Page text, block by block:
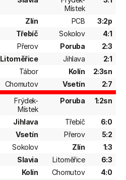
Místek
Zlín PCB
3:2p
Třebíč Sokolov
4:1
Přerov Poruba
2:3
Litoměřice Jihlava
2:1
Tábor Kolín
2:3sn
Chomutov Vsetín
2:7
Frýdek-
Místek
Poruba 1:2sn
Jihlava Třebíč
6:0
Vsetín Přerov
5:2
Sokolov Zlín
1:3
Slavia Litoměřice
6:3
Kolín Chomutov
4:0